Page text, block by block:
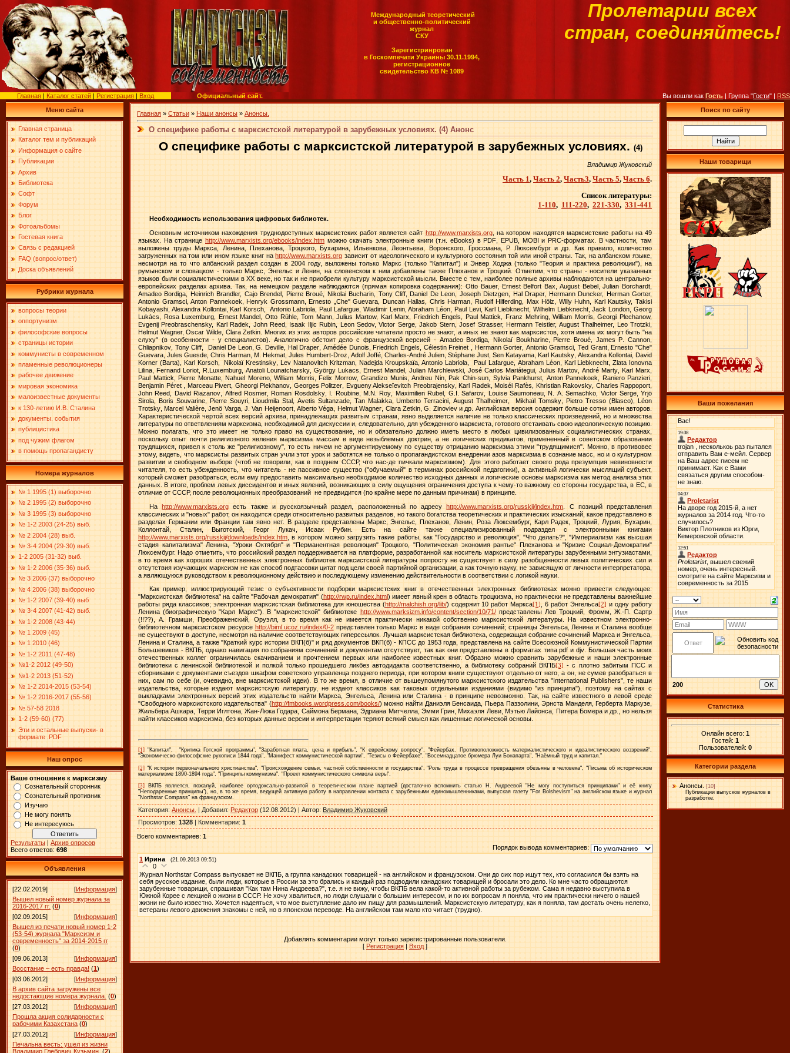
Главная | Каталог статей | Регистрация | Вход Официальный сайт.
Международный теоретический
и общественно-политический
журнал
СКУ
Зарегистринрован
в Госкомпечати Украины 30.11.1994,
регистрационное
свидетельство КВ № 1089
Пролетарии всех
стран, соединяйтесь!
Вы вошли как Гость | Группа "Гости" | RSS
Меню сайта
Главная страница
Каталог тем и публикаций
Информация о сайте
Публикации
Архив
Библиотека
Софт
Форум
Блог
Фотоальбомы
Гостевая книга
Связь с редакцией
FAQ (вопрос/ответ)
Доска объявлений
Рубрики журнала
вопросы теории
оппортунизм
философские вопросы
страницы истории
коммунисты в современном
пламенные революционеры
рабочее движение
мировая экономика
малоизвестные документы
к 130-летию И.В. Сталина
документы. события
публицистика
под чужим флагом
в помощь пропагандисту
Номера журналов
№ 1 1995 (1) выборочно
№ 2 1995 (2) выборочно
№ 3 1995 (3) выборочно
№ 1-2 2003 (24-25) выб.
№ 2 2004 (28) выб.
№ 3-4 2004 (29-30) выб.
1-2 2005 (31-32) выб.
№ 1-2 2006 (35-36) выб.
№ 3 2006 (37) выборочно
№ 4 2006 (38) выборочно
№ 1-2 2007 (39-40) выб
№ 3-4 2007 (41-42) выб.
№ 1-2 2008 (43-44)
№ 1 2009 (45)
№ 1 2010 (46)
№ 1-2 2011 (47-48)
№1-2 2012 (49-50)
№1-2 2013 (51-52)
№ 1-2 2014-2015 (53-54)
№ 1-2 2016-2017 (55-56)
№ 57-58 2018
1-2 (59-60) (77)
Эти и остальные выпуски- в
формате .PDF
Наш опрос
Ваше отношение к марксизму
Сознательный сторонник
Сознательный противник
Изучаю
Не могу понять
Не интересуюсь
Результаты | Архив опросов
Всего ответов: 698
Объявления
[22.02.2019] [Информация]
Вышел новый номер журнала за
2016-2017 гг. (0)
[02.09.2015]
[Информация]
Вышел из печати новый номер 1-2
(53-54) журнала "Марксизм и
современность" за 2014-2015 гг
(0)
[09.06.2013]
[Информация]
Восстание – есть правда! (1)
[03.06.2012]
[Информация]
В архив сайта загружены все
недостающие номера журнала. (0)
[27.03.2012]
[Информация]
Прошла акция солидарности с
рабочими Казахстана (0)
[27.03.2012]
[Информация]
Печальна весть: ушел из жизни
Владимир Глебович Кузьмин. (2)
Главная » Статьи » Наши анонсы » Анонсы.
О специфике работы c марксистской литературой в зарубежных условиях. (4) Анонс
О специфике работы c марксистской литературой в зарубежных условиях. (4)
Владимир Жуковский
Часть 1, Часть 2, Часть3, Часть 5, Часть 6.
Список литературы:
1-110, 111-220, 221-330, 331-441
Необходимость использования цифровых библиотек.
Основным источником нахождения труднодоступных марксистских работ является сайт http://www.marxists.org, на котором находятся марксистские работы на 49
языках. На странице http://www.marxists.org/ebooks/index.htm можно скачать электронные книги (т.н. eBooks) вPDF ,EPUB MOBIиPRC-форматах. В частности, там
выложены труды Маркса, Ленина, Плеханова, Троцкого, Бухарина, Ильенкова, Леонтьева, Воронского, Гроссмана, Р. Люксембург и др. Как правило, количество
загруженных на том или ином языке книг наhttp://www.marxists.org зависит от идеологического и культурного состояния той или иной страны. Так, на албанском языке,
несмотря на то что албанский раздел создан в 2004 году, выложены только Маркс (только "Капитал") и Энвер Ходжа (только "Теория и практика революции"), на
румынском и словацком - только Маркс, Энгельс и Ленин, на словенском к ним добавлены также Плеханов и Троцкий. Отметим, что страны - носители указанных
языков были социалистическими в ХХ веке, но так и не приобрели культуру марксистской мысли. Вместе с тем, наиболее полные архивы наблюдаются на центрально-
европейских разделах архива. Так
на немецком разделе наблюдаются (прямая копировка содержания): Otto Bauer, Ernest Belfort Bax, August Bebel, Julian Borchardt,
Amadeo Bordiga, Heinrich Brandler, Cajo Brendel, Pierre Broué, Nikolai Bucharin, Tony Cliff, Daniel De Leon, Joseph Dietzgen, Hal Draper, Hermann Duncker, Herman Gorter,
Antonio Gramsci, Anton Pannekoek, Henryk Grossmann, Ernesto „Che" Guevara, Duncan Hallas, Chris Harman, Rudolf Hilferding, Max Hölz, Willy Huhn, Karl Kautsky, Takisi
Kobayashi, Alexandra Kollontai, Karl Korsch,
Antonio Labriola, Paul Lafargue, Wladimir Lenin, Abraham Léon, Paul Levi, Karl Liebknecht, Wilhelm Liebknecht, Jack London, Georg
Lukács, Rosa Luxemburg, Ernest Mandel, Otto Rühle, Tom Mann, Julius Martow, Karl Marx, Friedrich Engels, Paul Mattick, Franz Mehring, William Morris, Georgi Plechanow,
Evgenij Preobraschensky, Karl Radek, John Reed, Isaak Iljic Rubin, Leon Sedov, Victor Serge, Jakob Stern, Josef Strasser, Hermann Teistler, August Thalheimer, Leo Trotzki,
Helmut Wagner, Oscar Wilde, Clara Zetkin. Многих из этих авторов российские читатели просто не знают, а иных не знают как марксистов, хотя имена их могут быть "на
слуху" (в особенности - у специалистов). Аналогично обстоит дело с французской версией - Amadeo Bordiga ,Nikolaï Boukharine,Pierre Broué, James P .Cannon
Chliapnikov Tony Cliff, Daniel De Leon,G .Deville Hal Draper ,Amédée Dunois ,Friedrich Engels Célestin Freinet Hermann Gorter Antonio Gramsci ,Ted Grant,Ernesto "Che"
Guevara ,Jules Guesde ,Chris Harman ,M .Hekmat ,Jules Humbert-Droz Adolf Joffé, Charles-André Julien, Stéphane Just, Sen Katayama ,Karl Kautsky ,Alexandra Kollontai ,David
Korner (Barta), Karl Korsch, NikolaïKrestinsky ,Lev Natanovitch Kritzman, Nadejda Kroupskaïa,Antonio Labriola Paul Lafargue, Abraham L éon, Karl Liebknecht ,Zlata Ionovna
Lilina Fernand Loriot R Luxemburg Anatoli Lounatcharsky György Lukacs Ernest Mandel Julian Marchlewski José Carlos Mariátegui Julius Martov André Marty Karl Marx
Paul Mattick ,Pierre Monatte,Nahuel Moreno,William Morris ,Felix Morrow,Grandizo Munis ,Andreu Nin,Pak Chin-sun, Sylvia Pankhurst Anton Pannekoek Raniero Panzieri
Benjamin Péret Marceau Pivert Gheorgi Plekhanov Georges Politzer Evgueny Alekseïevitch Preobrajensky,Karl Radek ,Moiséi Rafès, Khristian Rakovsky Charles Rappoport
John Reed David Riazanov Alfred Rosmer ,Roman Rosdolsky, I Roubine,M .N .Roy Maximilien Rubel G I.Safarov Louise Saumoneau,N A.Semachko Victor Serge,Yrjö
Sirola
Boris Souvarine, Pierre Souyri, Lioudmila Stal, Avetis Sultanzade, Tan Malakka,Umberto Terracini ,August Thalheimer Mikhaïl Tomsky ,Pietro Tresso (Blasco),Léon
Trotsky ,Marcel Valière,Jenö Varga, J .Van Heijenoort, Alberto Véga Helmut Wagner Clara Zetkin,G Zinovievи др. Английская версия содержит больше сотни имен авторов.
Характеристической чертой всех версий архива, принадлежащих развитым странам, явно выделяется наличие не только классических произведений, но и множества
литературы по ответвлениям марксизма, необходимой для дискуссии и, следовательно, для убежденного марксиста, готового отстаивать свою идеологическую позицию.
Можно полагать, что это имеет не только право на существование, но и обязательно должно иметь место в любых цивилизованных социалистических странах,
поскольку опыт почти религиозного явления марксизма массам в виде незыблемых доктрин, а не логических предикатов, примененный в советском образовании
трудящихся, привел к столь же "религиозному", то есть ничем не аргументируемому по существу отрицанию марксизма этими "трудящимися". Можно, в противовес
этому, видеть, что марксисты развитых стран учли этот урок и заботятся не только о пропагандистском внедрении азов марксизма в сознание масс, но и о культурном
развитии и свободном выборе (чтоб не говорили, как в позднем СССР, что нас-де пичкали марксизмом). Для этого работает своего рода презумпция невиновности
читателя, то есть убежденность, что читатель - не пассивное существо ("обучаемый" в терминах российской педагогики), а активный логически мыслящий субъект,
который сможет разобраться, если ему предоставить максимально необходимое количество исходных данных и логические основы марксизма как метод анализа этих
данных. В итоге, проблем левых диссидентов и иных явлений, возникающих в силу ощущения ограничения доступа к чему-то важному cо стороны государства, в ЕС, в
отличие от СССР, после революционных преобразований не предвидится (по крайне мере по данным причинам) в принципе.
Наhttp://www.marxists.org есть также и русскоязычный раздел, расположенный по адресуhttp://www.marxists.org/russkij/index.htm . С позиций представления
классических и "новых" работ, он находится среди относительно развитых разделов, но такого богатства теоретических и практических изысканий, какое представлено в
разделах Германии или Франции там явно нет. В разделе представлены Маркс, Энгельс, Плеханов, Ленин, Роза Люксембург, Карл Радек, Троцкий, Лурия, Бухарин,
Коллонтай, Сталин, Выготский, Георг Лукач, Исаак Рубин. Есть на сайте также специализированный подраздел с электронными книгами
http://www.marxists.org/russkij/downloads/index.htm , в котором можно загрузить такие работы, как "Государство и революция", "Что делать?", "Империализм как высшая
стадия капитализма" Ленина, "Уроки Октября" и "Перманентная революция" Троцкого, "Политическая экономия рантье" Плеханова и "Кризис Социал-Демократии"
Люксембург. Надо отметить, что российский раздел поддерживается на платформе, разработанной как носитель марксистской литературы зарубежными энтузиастами,
в то время как хороших отечественных электронных библиотек марксистской литературы попросту не существует в силу разобщенности левых политических сил и
отсутствия изучающих марксизм не как способ подтасовки цитат под цели своей партийной организации, а как точную науку, не зависящую от личности интерпретатора,
а являющуюся руководством к революционному действию и последующему изменению действительности в соответствии с логикой науки.
Как пример, иллюстрирующий тезис о субъективности подборки марксистских книг в отечественных электронных библиотеках можно привести следующее:
"Марксистская библиотека" на сайте "Рабочая демократия" (http://rwp.ru/index.html) имеет явный крен в область троцкизма, но практически не представлены важнейшие
работы ряда классиков; электронная марксистская библиотека для юношества (http://malchish.org/lib/) содержит 10 работ Маркса[1] , 6 работ Энгельса[2] и одну работу
Ленина (биографическую "Карл Маркс"). В "марксистской" библиотеке http://www.marksizm.info/content/section/10/71/представлены Лев Троцкий, Фромм, Ж.-П. Сартр
(!!??), А. Грамши, Преображенский, Оруэлл, в то время как не имеется практически никакой собственно марксистской литературы. На известном электронно-
библиотечном марксистском ресурсе http://biml.ucoz.ru/index/0-2представлен только Маркс в виде собрания сочинений; страницы Энгельса, Ленина и Сталина вообще
не существуют в доступе, несмотря на наличие соответствующих гиперссылок. Лучшая марксистская библиотека, содержащая собрание сочинений Маркса и Энгельса,
Ленина и Сталина, а также "Краткий курс истории ВКП(б)" и ряд документов ВКП(б) - КПСС до 1953 года, представлена на сайте Всесоюзной Коммунистической Партии
Большевиков - ВКПБ, однако навигация по собраниям сочинений и документам отсутствует, так как они представлены в форматах типаpdf и djv. Большая часть моих
отечественных коллег ограничилась скачиванием и прочтением первых или наиболее известных книг. Образно можно сравнить зарубежные и наши электронные
библиотеки с ленинской библиотекой и полкой только прошедшего ликбез автодидакта соответственно, а библиотеку собраний ВКПБ[3] - с плотно забитым ПСС и
сборниками с документами съездов шкафом советского управленца позднего периода, при котором книги существуют отдельно от него, а он, не сумев разобраться в
них, сам по себе (и, очевидно, вне марксистской идеи). В то же время, в отличие от вышеупомянутого марксистского издательства " International Publishers", те наши
издательства, которые издают марксистскую литературу, не издают классиков как таковых отдельными изданиями (видимо "из принципа"), поэтому на сайтах с
выкладками электронных версий этих издательств найти Маркса, Энгельса, Ленина или Сталина - в принципе невозможно. Так, на сайте известного в левой среде
"Свободного марксистского издательства" (http://fmbooks.wordpress.com/books/) можно найти Даниэля Бенсаида, Пьера Паззолини, Эрнста Манделя, Герберта Маркузе,
Жильбера Ашкара, Терри Иглтона, Жан-Люка Годара, Саймона Бермана, Эдриана Митчелла, Эмми Грин, Михаэля Леви, Мэтью Лайонса, Питера Бомера и др., но нельзя
найти классиков марксизма, без которых данные версии и интерпретации теряют всякий смысл как лишенные логической основы.
[1] "Капитал",
"Критика Готской программы", "Заработная плата, цена и прибыль", "К еврейскому вопросу", "Фейербах. Противоположность материалистического и идеалистического воззрений",
"Экономическо-философские рукописи 1844 года", "Манифест коммунистической партии", "Тезисы о Фейербахе", "Восемнадцатое брюмера Луи Бонапарта", "Наёмный труд и капитал."
[2] "К истории первоначального христианства", "Происхождение семьи, частной собственности и государства", "Роль труда в процессе превращения обезьяны в человека", "Письма об историческом
материализме 1890-1894 года", "Принципы коммунизма", "Проект коммунистического символа веры".
[3] ВКПБ является, пожалуй, наиболее ортодоксально-развитой в теоретическом плане партией (достаточно вспомнить статью Н. Андреевой "Не могу поступиться принципами" и её книгу
"Неподаренные принципы"), но, в то же время, ведущей активную работу в направлении контакта с зарубежными единомышленниками, выпуская газету "For Bolshevism" на английском языке и журнал
"Northstar Compass" на французском.
Категория: Анонсы. | Добавил: Редактор (12.08.2012) | Автор: Владимир Жуковский
Просмотров: 1328 | Комментарии: 1
Всего комментариев: 1
Порядок вывода комментариев:
1 Ирина (21.09.2013 09:51)
0
Журнал Northstar Compass выпускает не ВКПБ, а группа канадских товарищей - на английском и французском. Они до сих пор ищут тех, кто согласился бы взять на
себя русское издание, были люди, которые в России за это брались и каждый раз подводили канадских товарищей и бросали это дело. Ко мне часто обращаются
зарубежные товарищи, спрашивая "Как там Нина Андреева?", т.е. я не вижу, чтобы ВКПБ вела какой-то активной работы за рубежом. Сама я недавно выступила в
Южной Корее с лекцией о жизни в СССР. Не хочу хвалиться, но люди слушали с большим интересом, и по их вопросам я поняла, что им практически ничего о нашей
жизни не было известно. Хочется надеяться, что мое выступление дало им пищу для размышлений. Марксистскую литературу, как я поняла, там достать очень нелегко,
ветераны левого движения знакомы с ней, но в японском переводе. На английском там мало кто читает (трудно).
Добавлять комментарии могут только зарегистрированные пользователи.
[ Регистрация | Вход ]
Поиск по сайту
Наши товарищи
Ваши пожелания
200
Статистика
Онлайн всего: 1
Гостей: 1
Пользователей: 0
Категории раздела
Анонсы.
[10]
Публикации выпусков журналов в
разработке.